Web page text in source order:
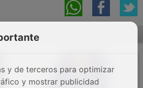
y de terceros para optimizar
y mostrar publicidad